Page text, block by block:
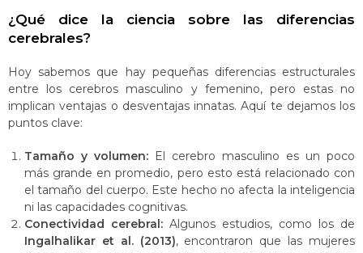
¿Qué dice la ciencia sobre las diferencias
cerebrales?
Hoy sabemos que hay pequeñas diferencias estructurales
entre los cerebros masculino y femenino, pero estas no
implican ventajas o desventajas innatas. Aquí te dejamos los
puntos clave:
Tamaño y volumen: El cerebro masculino es un poco
más grande en promedio, pero esto está relacionado con
el tamaño del cuerpo. Este hecho no afecta la inteligencia
ni las capacidades cognitivas​.
Conectividad cerebral: Algunos estudios, como los de
Ingalhalikar et al. (2013), encontraron que las mujeres